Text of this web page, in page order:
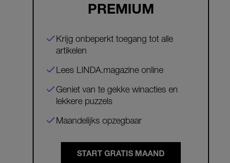
PREMIUM
Krijg onbeperkt toegang tot alle
artikelen
Lees LINDA.magazine online
Geniet van te gekke winacties en
lekkere puzzels
Maandelijks opzegbaar
START GRATIS MAAND